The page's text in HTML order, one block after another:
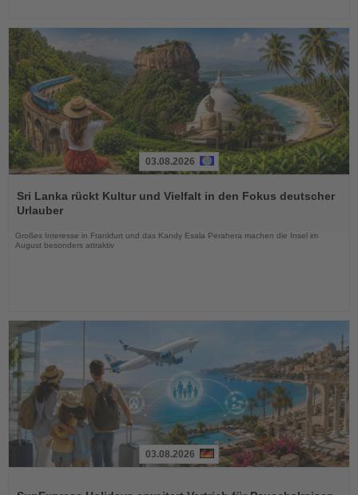
Sie
die
03.08.2026
Sri Lanka rückt Kultur und Vielfalt in den Fokus deutscher
Urlauber
Großes Interesse in Frankfurt und das Kandy Esala Perahera machen die Insel im
August besonders attraktiv
03.08.2026